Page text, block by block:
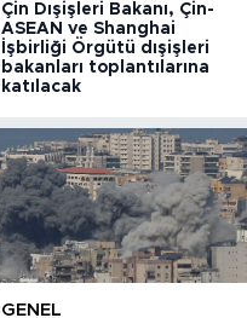
Çin Dışişleri Bakanı, Çin-
ASEAN ve Shanghai
İşbirliği Örgütü dışişleri
bakanları toplantılarına
katılacak
GENEL